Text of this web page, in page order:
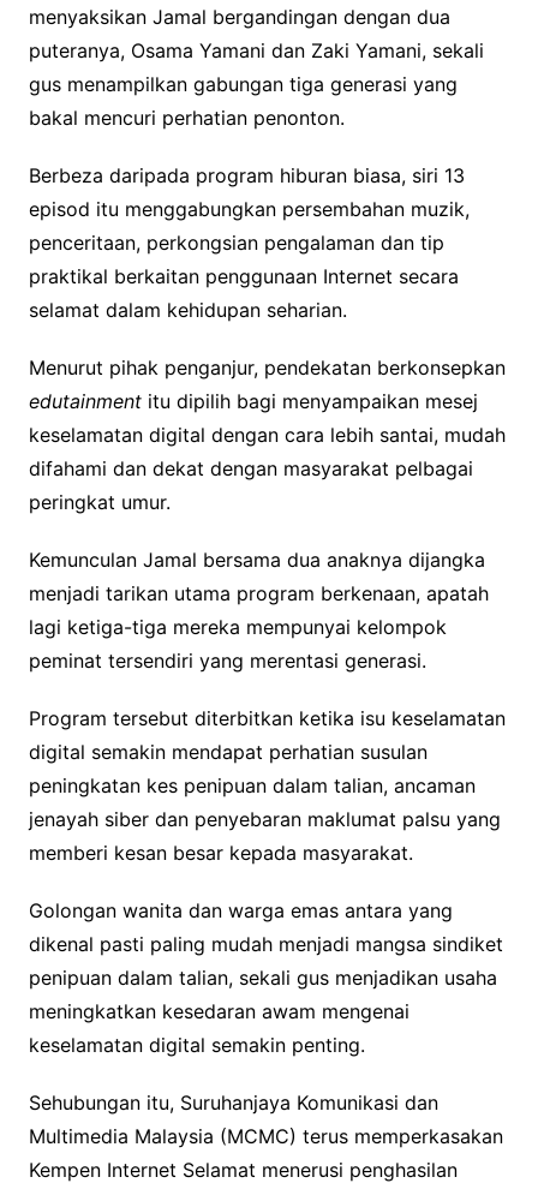
menyaksikan Jamal bergandingan dengan dua
puteranya, Osama Yamani dan Zaki Yamani, sekali
gus menampilkan gabungan tiga generasi yang
bakal mencuri perhatian penonton.
Berbeza daripada program hiburan biasa, siri 13
episod itu menggabungkan persembahan muzik,
penceritaan, perkongsian pengalaman dan tip
praktikal berkaitan penggunaan Internet secara
selamat dalam kehidupan seharian.
Menurut pihak penganjur, pendekatan berkonsepkan
edutainmentitu dipilih bagi menyampaikan mesej
keselamatan digital dengan cara lebih santai, mudah
difahami dan dekat dengan masyarakat pelbagai
peringkat umur.
Kemunculan Jamal bersama dua anaknya dijangka
menjadi tarikan utama program berkenaan, apatah
lagi ketiga-tiga mereka mempunyai kelompok
peminat tersendiri yang merentasi generasi.
Program tersebut diterbitkan ketika isu keselamatan
digital semakin mendapat perhatian susulan
peningkatan kes penipuan dalam talian, ancaman
jenayah siber dan penyebaran maklumat palsu yang
memberi kesan besar kepada masyarakat.
Golongan wanita dan warga emas antara yang
dikenal pasti paling mudah menjadi mangsa sindiket
penipuan dalam talian, sekali gus menjadikan usaha
meningkatkan kesedaran awam mengenai
keselamatan digital semakin penting.
Sehubungan itu, Suruhanjaya Komunikasi dan
Multimedia Malaysia (MCMC) terus memperkasakan
Kempen Internet Selamat menerusi penghasilan